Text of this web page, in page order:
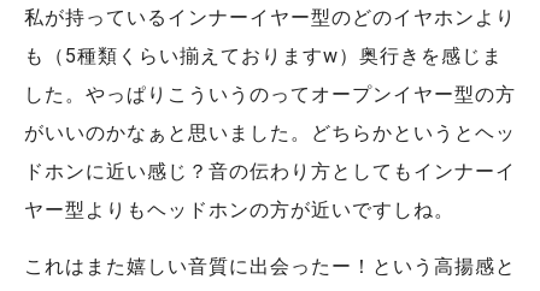
私が持っているインナーイヤー型のどのイヤホンより
も（5種類くらい揃えておりますw）奥行きを感じま
した。やっぱりこういうのってオープンイヤー型の方
がいいのかなぁと思いました。どちらかというとヘッ
ドホンに近い感じ？音の伝わり方としてもインナーイ
ヤー型よりもヘッドホンの方が近いですしね。
これはまた嬉しい音質に出会ったー！という高揚感と